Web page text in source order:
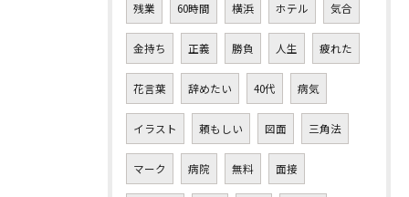
残業 60時間 横浜 ホテル 気合
金持ち 正義 勝負 人生 疲れた
花言葉 辞めたい 40代 病気
イラスト 頼もしい 図面 三角法
マーク 病院 無料 面接